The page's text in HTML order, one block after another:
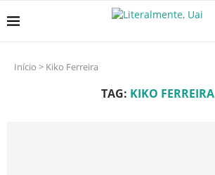
Início > Kiko Ferreira
TAG: KIKO FERREIRA